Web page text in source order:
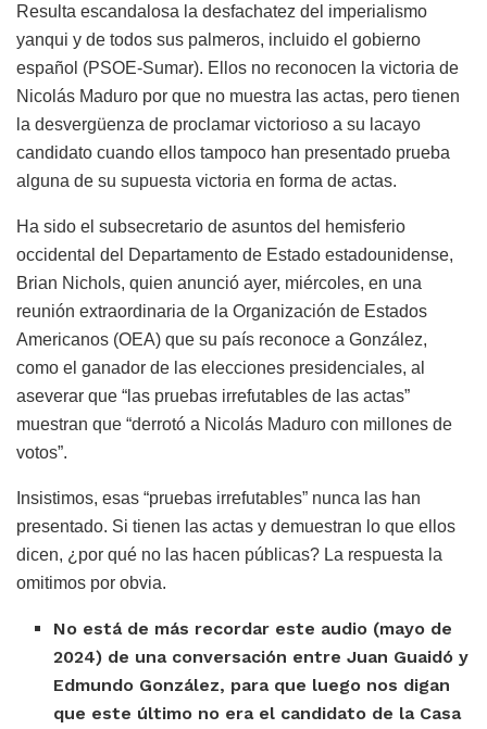
Resulta escandalosa la desfachatez del imperialismo
yanqui y de todos sus palmeros, incluido el gobierno
español (PSOE-Sumar). Ellos no reconocen la victoria de
Nicolás Maduro por que no muestra las actas, pero tienen
la desvergüenza de proclamar victorioso a su lacayo
candidato cuando ellos tampoco han presentado prueba
alguna de su supuesta victoria en forma de actas.
Ha sido el subsecretario de asuntos del hemisferio
occidental del Departamento de Estado estadounidense,
Brian Nichols, quien anunció ayer, miércoles, en una
reunión extraordinaria de la Organización de Estados
Americanos (OEA) que su país reconoce a González,
como el ganador de las elecciones presidenciales, al
aseverar que “las pruebas irrefutables de las actas”
muestran que “derrotó a Nicolás Maduro con millones de
votos”.
Insistimos, esas “pruebas irrefutables” nunca las han
presentado. Si tienen las actas y demuestran lo que ellos
dicen, ¿por qué no las hacen públicas? La respuesta la
omitimos por obvia.
No está de más recordar este audio (mayo de
2024) de una conversación entre Juan Guaidó y
Edmundo González, para que luego nos digan
que este último no era el candidato de la Casa